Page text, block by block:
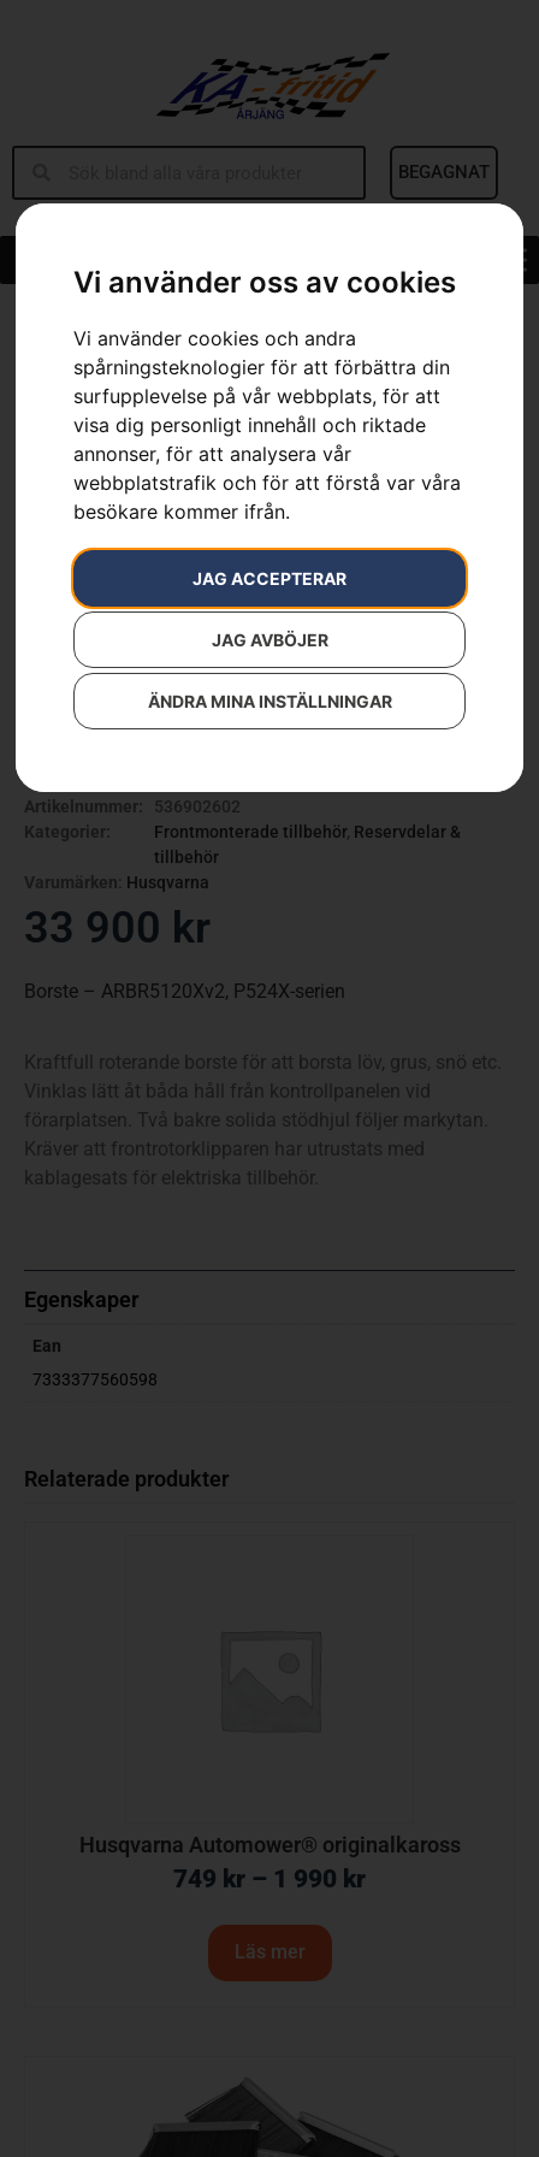
Vi använder oss av cookies
Vi använder cookies och andra
spårningsteknologier för att förbättra din
surfupplevelse på vår webbplats, för att
visa dig personligt innehåll och riktade
annonser, för att analysera vår
webbplatstrafik och för att förstå var våra
besökare kommer ifrån.
JAG ACCEPTERAR
JAG AVBÖJER
ÄNDRA MINA INSTÄLLNINGAR
BEGAGNAT
Artikelnummer:
536902602
Kategorier:
Frontmonterade tillbehör, Reservdelar &
tillbehör
Varumärken Husqvarna
33 900 kr
Borste – ARBR5120Xv2, P524X-serien
Kraftfull roterande borste för att borsta löv, grus, snö etc.
Vinklas lätt åt båda håll från kontrollpanelen vid
förarplatsen. Två bakre solida stödhjul följer markytan.
Kräver att frontrotorklipparen har utrustats med
kablagesats för elektriska tillbehör.
Egenskaper
Ean
7333377560598
Relaterade produkter
Husqvarna Automower® originalkaross
749 kr – 1 990 kr
Läs mer